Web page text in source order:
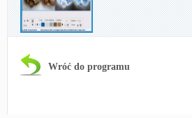
Wróć do programu